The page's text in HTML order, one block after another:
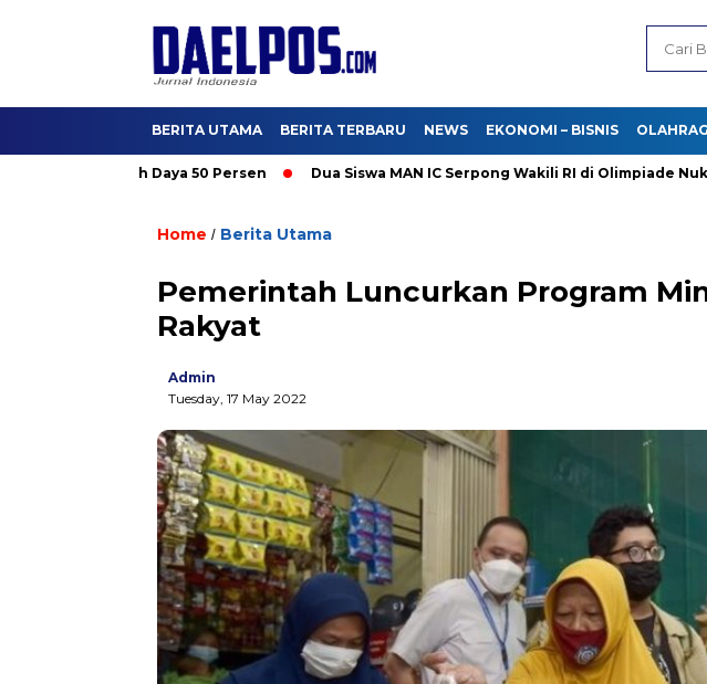
BERITA UTAMA BERITA TERBARU NEWS EKONOMI – BISNIS
Tambah Daya 50 Persen Dua Siswa MAN IC Serpong Wakili RI di Olimpiade Nuklir
Home / Berita Utama
Pemerintah Luncurkan Program
Rakyat
Admin
Tuesday, 17 May 2022